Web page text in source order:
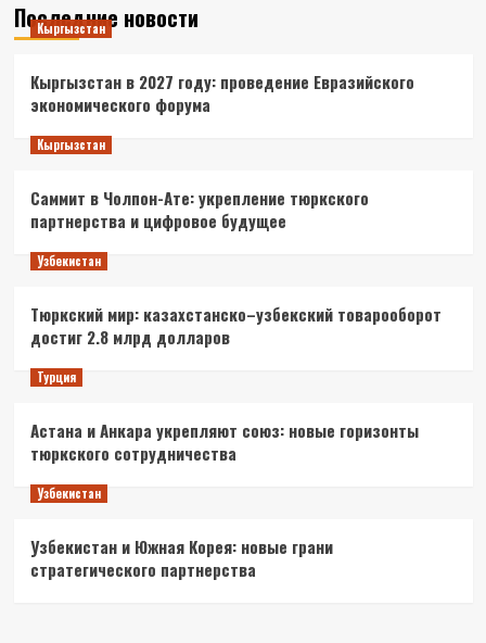
Последние новости
Кыргызстан
Кыргызстан в 2027 году: проведение Евразийского
экономического форума
Кыргызстан
Саммит в Чолпон-Ате: укрепление тюркского
партнерства и цифровое будущее
Узбекистан
Тюркский мир: казахстанско–узбекский товарооборот
достиг 2.8 млрд долларов
Турция
Астана и Анкара укрепляют союз: новые горизонты
тюркского сотрудничества
Узбекистан
Узбекистан и Южная Корея: новые грани
стратегического партнерства